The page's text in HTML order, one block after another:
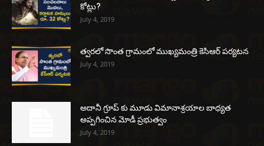
కోట్లు?
July 4, 2019
త్వరలో సొంత గ్రామంలో ముఖ్యమంత్రి కెసిఆర్ పర్యటన
July 4, 2019
అదానీ గ్రూప్ కు మూడు విమానాశ్రయాల బాధ్యత
అప్పగించిన మోడీ ప్రభుత్వం
July 4, 2019